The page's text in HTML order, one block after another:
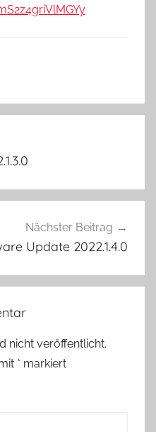
Nächster Beitrag
Update 2022.1.4.0
nicht veröffentlicht.
* markiert